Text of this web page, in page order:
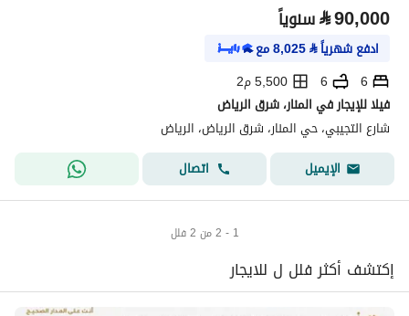
⃁90,000 سنوياً
ادفع شهرياً⃁
8,025مع
6
6
5,500 م2
فيلا للإيجار في المنار، شرق الرياض
شارع التجيبي، حي المنار، شرق الرياض، الرياض
الإيميل
اتصال
1 - 2 من 2 فلل
إكتشف أكثر فلل ل للايجار